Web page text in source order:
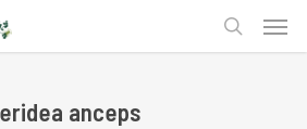
search
anceps